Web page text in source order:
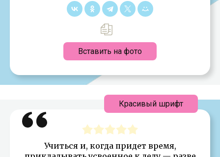
Вставить на фото
Учиться и, когда придет время,
Красивый шрифт